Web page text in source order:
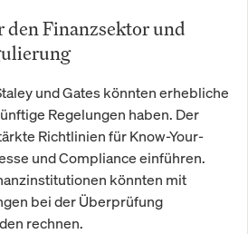
den Finanzsektor und
und Gates könnten erhebliche
Regelungen haben. Der
Richtlinien für Know-Your-
und Compliance einführen.
könnten mit
bei der Überprüfung
rechnen.